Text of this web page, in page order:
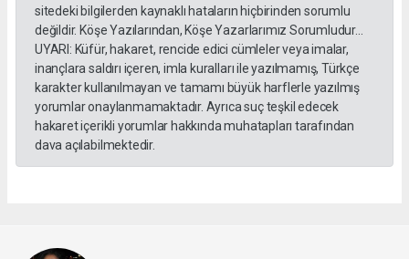
sitedeki bilgilerden kaynaklı hataların hiçbirinden sorumlu
değildir. Köşe Yazılarından, Köşe Yazarlarımız Sorumludur...
UYARI: Küfür, hakaret, rencide edici cümleler veya imalar,
inançlara saldırı içeren, imla kuralları ile yazılmamış, Türkçe
karakter kullanılmayan ve tamamı büyük harflerle yazılmış
yorumlar onaylanmamaktadır. Ayrıca suç teşkil edecek
hakaret içerikli yorumlar hakkında muhatapları tarafından
dava açılabilmektedir.